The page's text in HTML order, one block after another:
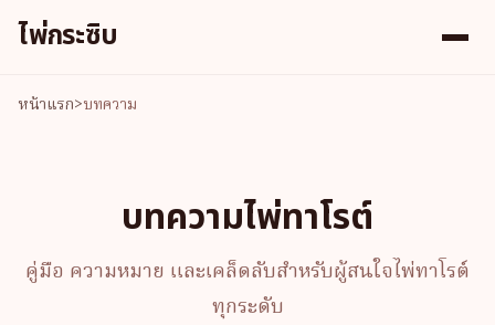
ไพ่กระซิบ
หน้าแรก>บทความ
บทความไพ่ทาโรต์
คู่มือ ความหมาย และเคล็ดลับสำหรับผู้สนใจไพ่ทาโรต์
ทุกระดับ